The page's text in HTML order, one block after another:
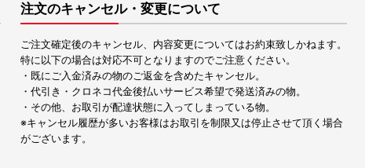
注文のキャンセル・変更について
ご注文確定後のキャンセル、内容変更についてはお約束致しかねます。
特に以下の場合は対応不可となりますのでご注意ください。
・既にご入金済みの物のご返金を含めたキャンセル。
・代引き・クロネコ代金後払いサービス希望で発送済みの物。
・その他、お取引が配達状態に入ってしまっている物。
※キャンセル履歴が多いお客様はお取引を制限又は停止させて頂く場合
がございます。